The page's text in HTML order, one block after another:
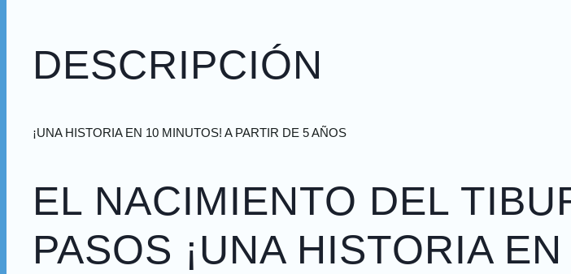
DESCRIPCIÓN
¡UNA HISTORIA EN 10 MINUTOS! A PARTIR DE 5 AÑOS
EL NACIMIENTO DEL
PASOS ¡UNA HISTORIA